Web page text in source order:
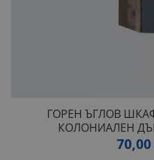
ГОРЕН ЪГЛОВ
КОЛОНИАЛЕН